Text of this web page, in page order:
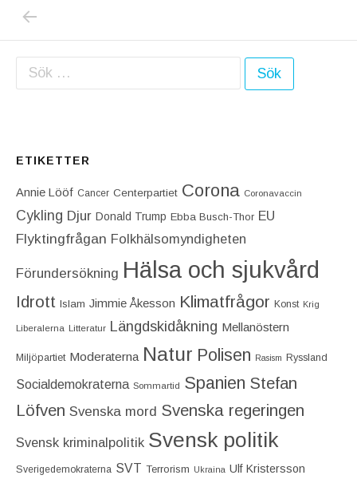
Inläggsnavigering
Sök efter:
ETIKETTER
Annie Lööf Cancer Centerpartiet‎ Corona Coronavaccin
Cykling Djur Donald Trump Ebba Busch-Thor EU
Flyktingfrågan Folkhälsomyndigheten
Förundersökning Hälsa och sjukvård
Idrott Islam Jimmie Åkesson Klimatfrågor Konst Krig
Liberalerna Litteratur Längdskidåkning Mellanöstern
Miljöpartiet Moderaterna Natur Polisen Rasism Ryssland
Socialdemokraterna Sommartid Spanien Stefan
Löfven Svenska mord Svenska regeringen
Svensk kriminalpolitik Svensk politik
Sverigedemokraterna SVT Terrorism Ukraina Ulf Kristersson